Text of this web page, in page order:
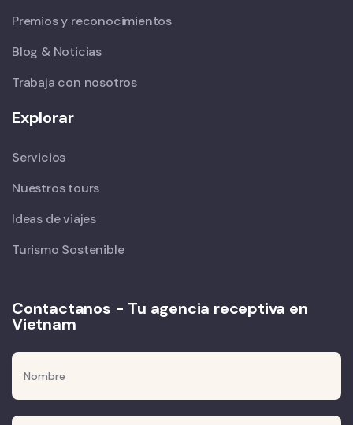
Premios y reconocimientos
Blog & Noticias
Trabaja con nosotros
Explorar
Servicios
Nuestros tours
Ideas de viajes
Turismo Sostenible
Contactanos - Tu agencia receptiva en
Vietnam